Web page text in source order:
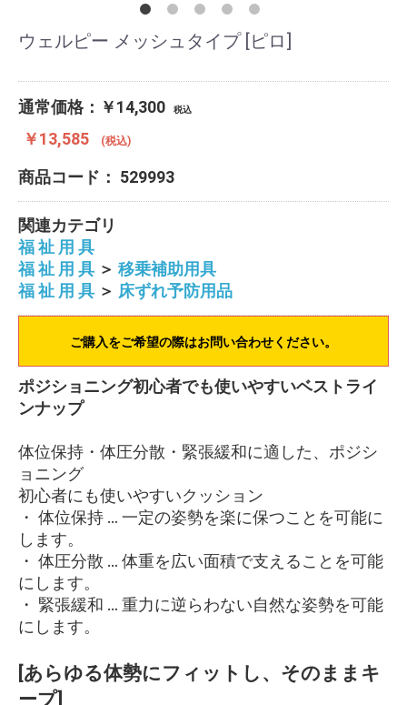
ウェルピー メッシュタイプ [ピロ]
通常価格：￥14,300 税込
￥13,585 (税込)
商品コード： 529993
関連カテゴリ
福 祉 用 具
福 祉 用 具 ＞ 移乗補助用具
福 祉 用 具 ＞ 床ずれ予防用品
ご購入をご希望の際はお問い合わせください。
ポジショニング初心者でも使いやすいベストライ
ンナップ
体位保持・体圧分散・緊張緩和に適した、ポジシ
ョニング
初心者にも使いやすいクッション
・ 体位保持 … 一定の姿勢を楽に保つことを可能に
します。
・ 体圧分散 … 体重を広い面積で支えることを可能
にします。
・ 緊張緩和 … 重力に逆らわない自然な姿勢を可能
にします。
[あらゆる体勢にフィットし、そのままキ
ープ]